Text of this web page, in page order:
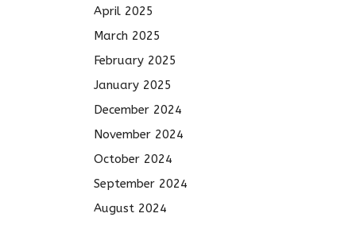
April 2025
March 2025
February 2025
January 2025
December 2024
November 2024
October 2024
September 2024
August 2024